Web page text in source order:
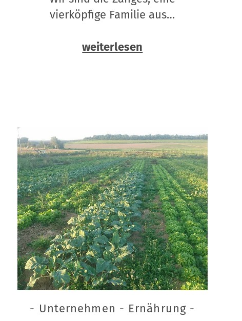
vierköpfige Familie aus…
weiterlesen
- Unternehmen - Ernährung -